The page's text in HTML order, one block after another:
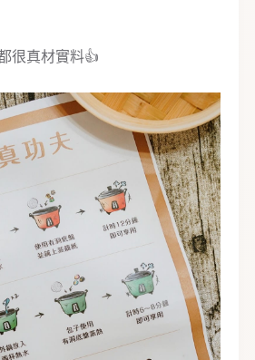
很真材實料👍